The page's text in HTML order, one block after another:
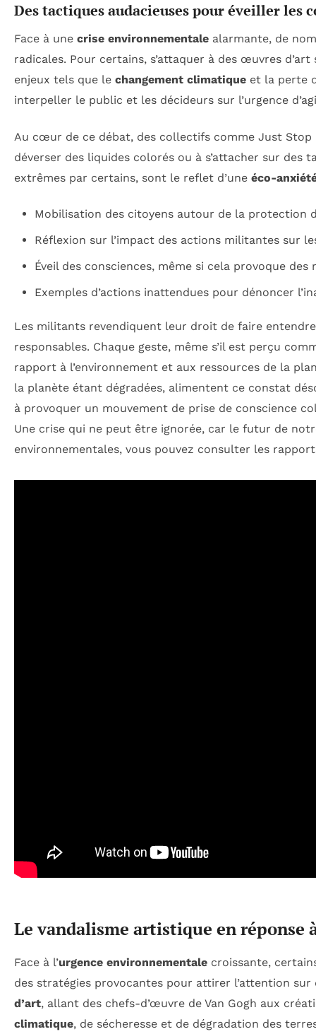
Des tactiques audacieuses pour éveiller les
Face à une crise environnementale alarmante, de
radicales. Pour certains, s’attaquer à des œuvres
enjeux tels que le changement climatique et la perte
interpeller le public et les décideurs sur l’urgence
Au cœur de ce débat, des collectifs comme Just
déverser des liquides colorés ou à s’attacher sur des
extrêmes par certains, sont le reflet d’une éco-
Mobilisation des citoyens autour de la protection
Réflexion sur l’impact des actions militantes sur
Éveil des consciences, même si cela provoque des
Exemples d’actions inattendues pour dénoncer
Les militants revendiquent leur droit de faire
responsables. Chaque geste, même s’il est perçu
rapport à l’environnement et aux ressources de la
la planète étant dégradées, alimentent ce constat
à provoquer un mouvement de prise de conscience
Une crise qui ne peut être ignorée, car le futur de
environnementales, vous pouvez consulter les
Le vandalisme artistique en réponse
Face à l’urgence environnementale croissante,
des stratégies provocantes pour attirer l’attention
d’art, allant des chefs-d’œuvre de Van Gogh aux
climatique, de sécheresse et de dégradation des